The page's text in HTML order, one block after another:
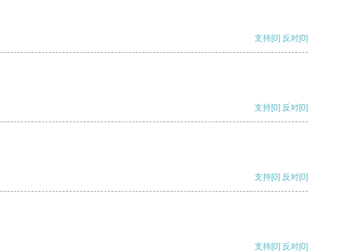
支持[0] 反对[0]
支持[0] 反对[0]
支持[0] 反对[0]
支持[0] 反对[0]